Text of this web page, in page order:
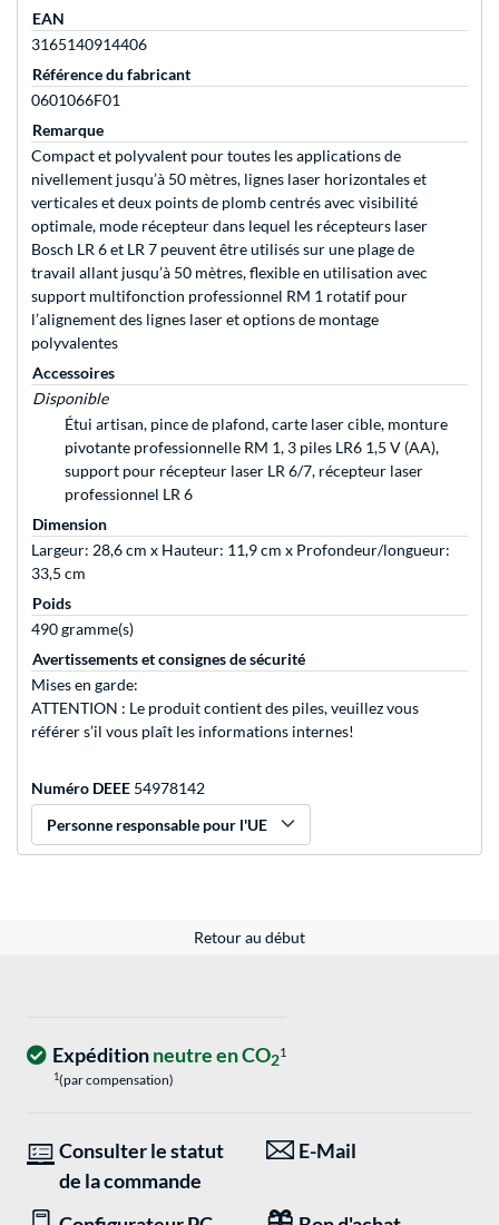
EAN
3165140914406
Référence du fabricant
0601066F01
Remarque
Compact et polyvalent pour toutes les applications de
nivellement jusqu’à 50 mètres, lignes laser horizontales et
verticales et deux points de plomb centrés avec visibilité
optimale, mode récepteur dans lequel les récepteurs laser
Bosch LR 6 et LR 7 peuvent être utilisés sur une plage de
travail allant jusqu’à 50 mètres, flexible en utilisation avec
support multifonction professionnel RM 1 rotatif pour
l’alignement des lignes laser et options de montage
polyvalentes
Accessoires
Disponible
Étui artisan, pince de plafond, carte laser cible, monture
pivotante professionnelle RM 1, 3 piles LR6 1,5 V (AA),
support pour récepteur laser LR 6/7, récepteur laser
professionnel LR 6
Dimension
Largeur: 28,6 cm x Hauteur: 11,9 cm x Profondeur/longueur:
33,5 cm
Poids
490 gramme(s)
Avertissements et consignes de sécurité
Mises en garde:
ATTENTION : Le produit contient des piles, veuillez vous
référer s’il vous plaît les informations internes!
Numéro DEEE 54978142
Personne responsable pour l'UE
Retour au début
Expéditionneutre en CO21
1(par compensation)
Consulter le statut
de la commande
E-Mail